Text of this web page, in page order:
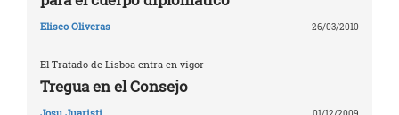
Eliseo Oliveras 26/03/2010
El Tratado de Lisboa entra en vigor
Tregua en el Consejo